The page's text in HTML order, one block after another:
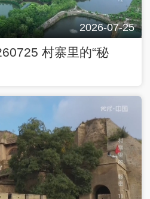
2026-07-25
村寨里的“秘